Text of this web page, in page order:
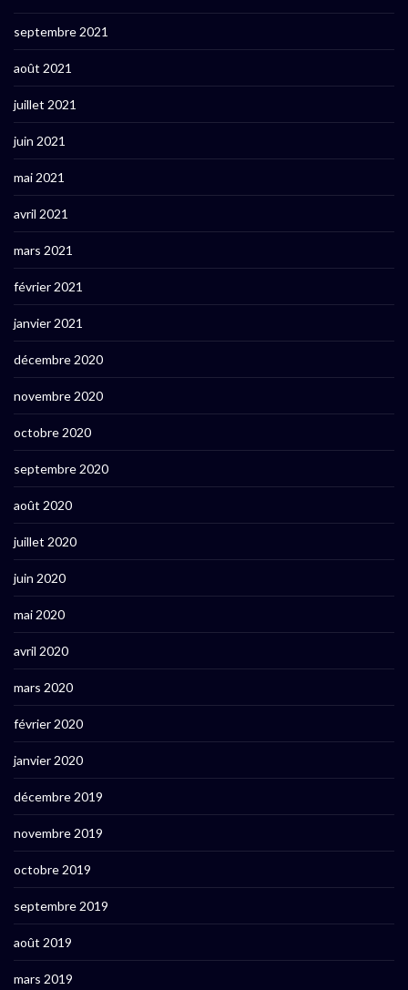
septembre 2021
août 2021
juillet 2021
juin 2021
mai 2021
avril 2021
mars 2021
février 2021
janvier 2021
décembre 2020
novembre 2020
octobre 2020
septembre 2020
août 2020
juillet 2020
juin 2020
mai 2020
avril 2020
mars 2020
février 2020
janvier 2020
décembre 2019
novembre 2019
octobre 2019
septembre 2019
août 2019
mars 2019